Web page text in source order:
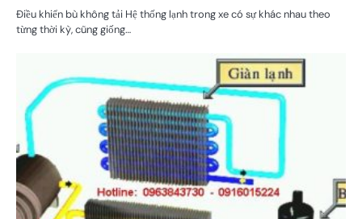
Điều khiển bù không tải Hệ thống lạnh trong xe có sự khác nhau theo
từng thời kỳ, cũng giống…